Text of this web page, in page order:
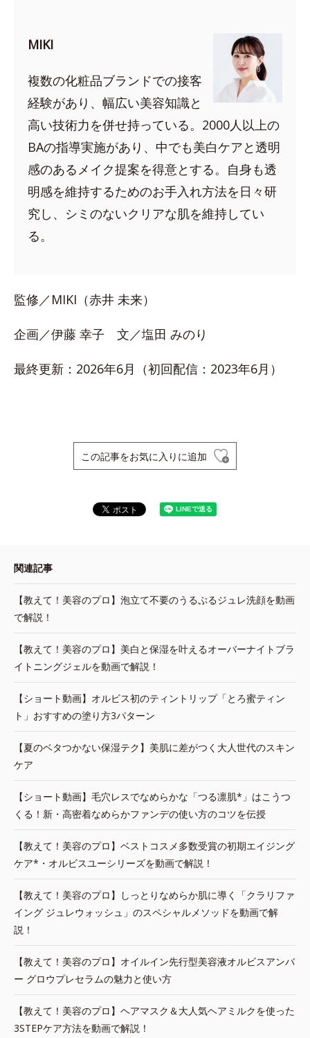
MIKI
複数の化粧品ブランドでの接客
経験があり、幅広い美容知識と
高い技術力を併せ持っている。2000人以上の
BAの指導実施があり、中でも美白ケアと透明
感のあるメイク提案を得意とする。自身も透
明感を維持するためのお手入れ方法を日々研
究し、シミのないクリアな肌を維持してい
る。
監修／MIKI（赤井 未来）
企画／伊藤 幸子 文／塩田 みのり
最終更新：2026年6月（初回配信：2023年6月）
この記事をお気に入りに追加
関連記事
【教えて！美容のプロ】泡立て不要のうるぷるジュレ洗顔を動画
で解説！
【教えて！美容のプロ】美白と保湿を叶えるオーバーナイトブラ
イトニングジェルを動画で解説！
【ショート動画】オルビス初のティントリップ「とろ蜜ティン
ト」おすすめの塗り方3パターン
【夏のベタつかない保湿テク】美肌に差がつく大人世代のスキン
ケア
【ショート動画】毛穴レスでなめらかな「つる凛肌*」はこうつ
くる！新・高密着なめらかファンデの使い方のコツを伝授
【教えて！美容のプロ】ベストコスメ多数受賞の初期エイジング
ケア*・オルビスユーシリーズを動画で解説！
【教えて！美容のプロ】しっとりなめらか肌に導く「クラリファ
イング ジュレウォッシュ」のスペシャルメソッドを動画で解
説！
【教えて！美容のプロ】オイルイン先行型美容液オルビスアンバ
ー グロウプレセラムの魅力と使い方
【教えて！美容のプロ】ヘアマスク＆大人気ヘアミルクを使った
3STEPケア方法を動画で解説！